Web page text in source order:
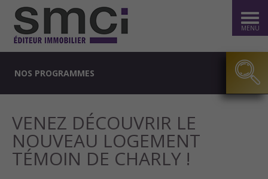
MENU
NOS PROGRAMMES
VENEZ DÉCOUVRIR LE
NOUVEAU LOGEMENT
TÉMOIN DE CHARLY !